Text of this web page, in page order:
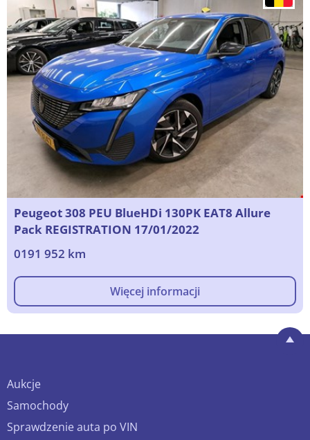
Peugeot 308 PEU BlueHDi 130PK EAT8 Allure
Pack REGISTRATION 17/01/2022
0191 952 km
Więcej informacji
Aukcje
Samochody
Sprawdzenie auta po VIN